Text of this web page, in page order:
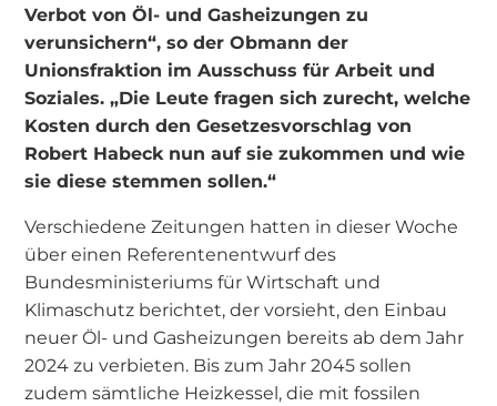
Verbot von Öl- und Gasheizungen zu
verunsichern“, so der Obmann der
Unionsfraktion im Ausschuss für Arbeit und
Soziales. „Die Leute fragen sich zurecht, welche
Kosten durch den Gesetzesvorschlag von
Robert Habeck nun auf sie zukommen und wie
sie diese stemmen sollen.“
Verschiedene Zeitungen hatten in dieser Woche
über einen Referentenentwurf des
Bundesministeriums für Wirtschaft und
Klimaschutz berichtet, der vorsieht, den Einbau
neuer Öl- und Gasheizungen bereits ab dem Jahr
2024 zu verbieten. Bis zum Jahr 2045 sollen
zudem sämtliche Heizkessel, die mit fossilen